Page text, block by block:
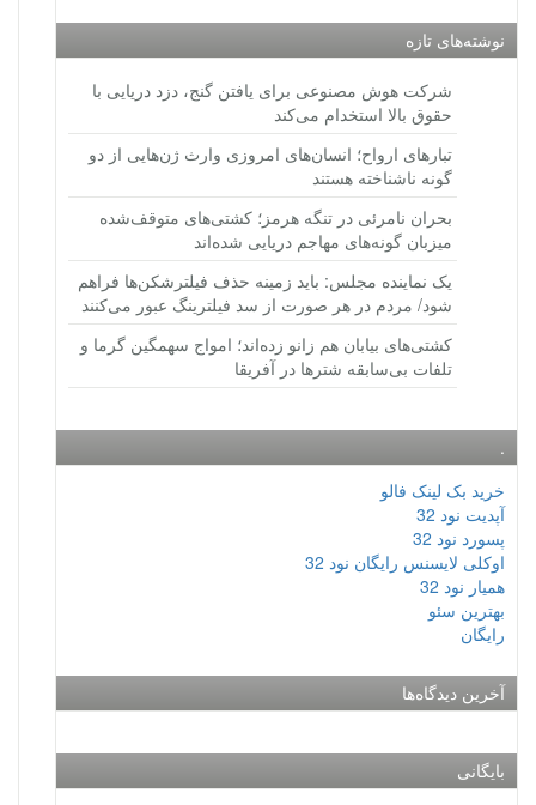
نوشته‌های تازه
شرکت هوش مصنوعی برای یافتن گنج، دزد دریایی با
حقوق بالا استخدام می‌کند
تبارهای ارواح؛ انسان‌های امروزی وارث ژن‌هایی از دو
گونه ناشناخته هستند
بحران نامرئی در تنگه هرمز؛ کشتی‌های متوقف‌شده
میزبان گونه‌های مهاجم دریایی شده‌اند
یک نماینده مجلس: باید زمینه حذف فیلترشکن‌ها فراهم
شود/ مردم در هر صورت از سد فیلترینگ عبور می‌کنند
کشتی‌های بیابان هم زانو زده‌اند؛ امواج سهمگین گرما و
تلفات بی‌سابقه شترها در آفریقا
.
خرید بک لینک فالو
آپدیت نود 32
پسورد نود 32
اوکلی لایسنس رایگان نود 32
همیار نود 32
بهترین سئو
رایگان
آخرین دیدگاه‌ها
بایگانی